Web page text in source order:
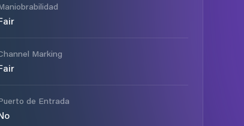
Marking
de Entrada